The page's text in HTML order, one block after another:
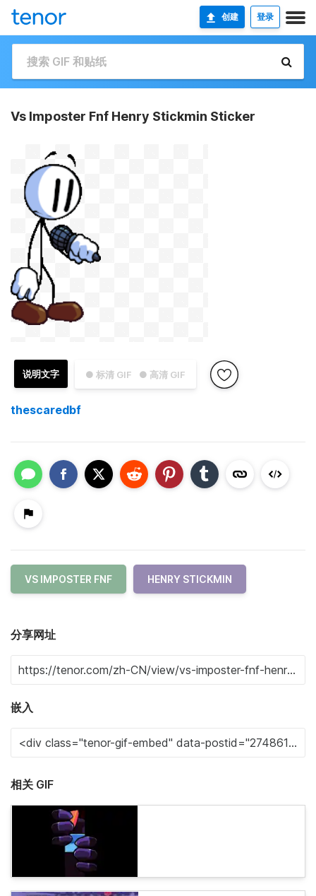
创建 登录
Vs Imposter Fnf Henry Stickmin Sticker
● 标清 GIF ● 高清 GIF
说明文字
thescaredbf
VS IMPOSTER FNF HENRY STICKMIN
分享网址
嵌入
相关 GIF